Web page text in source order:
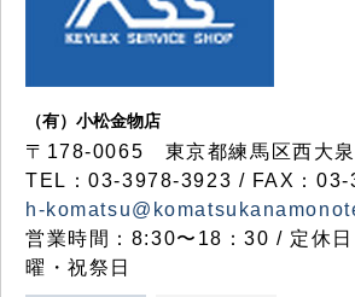
（有）小松金物店
〒178-0065 東京都練馬区西大
TEL：03-3978-3923 / FAX：03-
h-
営業時間：8:30〜18：30 / 定休日
曜・祝祭日